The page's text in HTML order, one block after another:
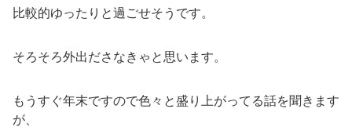
比較的ゆったりと過ごせそうです。
そろそろ外出ださなきゃと思います。
もうすぐ年末ですので色々と盛り上がってる話を聞きます
が、